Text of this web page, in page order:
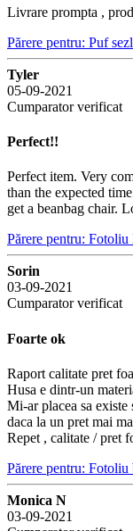
Livrare prompta ,
Părere pentru: Puf
Tyler
05-09-2021
Cumparator verificat
Perfect!!
Perfect item. Very
than the expected
get a beanbag chair.
Părere pentru:
Sorin
03-09-2021
Cumparator verificat
Foarte ok
Raport calitate pret
Husa e dintr-un
Mi-ar placea sa
daca la un pret mai
Repet , calitate / pret
Părere pentru:
Monica N
03-09-2021